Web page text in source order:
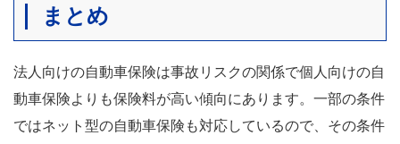
まとめ
法人向けの自動車保険は事故リスクの関係で個人向けの自
動車保険よりも保険料が高い傾向にあります。一部の条件
ではネット型の自動車保険も対応しているので、その条件